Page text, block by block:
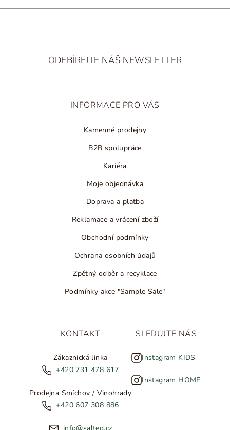
ODEBÍREJTE NÁŠ NEWSLETTER
INFORMACE PRO VÁS
Kamenné prodejny
B2B spolupráce
Kariéra
Moje objednávka
Doprava a platba
Reklamace a vrácení zboží
Obchodní podmínky
Ochrana osobních údajů
Zpětný odběr a recyklace
Podmínky akce "Sample Sale"
KONTAKT
Zákaznická linka
+420 731 478 617
Prodejna Smíchov / Vinohrady
+420 607 308 886
SLEDUJTE NÁS
Instagram KIDS
Instagram HOME